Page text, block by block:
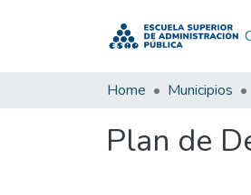
Home Municipios
Plan de